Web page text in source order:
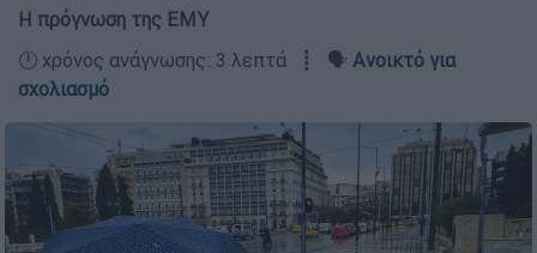
Η πρόγνωση της ΕΜΥ
🕛 χρόνος ανάγνωσης: 3 λεπτά ┋ 🗣️ Ανοικτό για
σχολιασμό